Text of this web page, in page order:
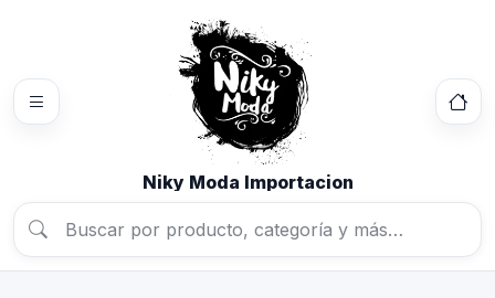
Niky Moda Importacion